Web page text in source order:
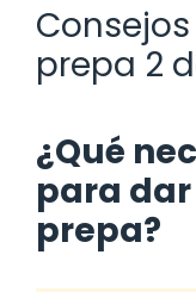
prepa 2
¿Qué
para
prepa?